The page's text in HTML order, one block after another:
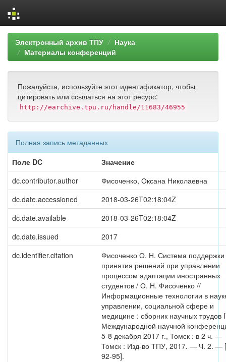
Skip
navigation
Электронный архив ТПУ
Наука
Материалы конференций
Пожалуйста, используйте этот идентификатор, чтобы
цитировать или ссылаться на этот ресурс:
http://earchive.tpu.ru/handle/11683/46955
Полная запись метаданных
Поле DC
Значение
dc.contributor.author
Фисоченко, Оксана Николаевна
dc.date.accessioned
2018-03-26T02:18:04Z
dc.date.available
2018-03-26T02:18:04Z
dc.date.issued
2017
dc.identifier.citation
Фисоченко О. Н. Система поддержки
принятия решений при управлении
процессом адаптации иностранных
студентов / О. Н. Фисоченко //
Информационные технологии в
управлении, социальной сфере и
медицине : сборник научных трудов
Международной научной
5-8 декабря 2017 г., Томск : в 2 ч. —
Томск : Изд-во ТПУ, 2017. — Ч. 2. —
92-95].